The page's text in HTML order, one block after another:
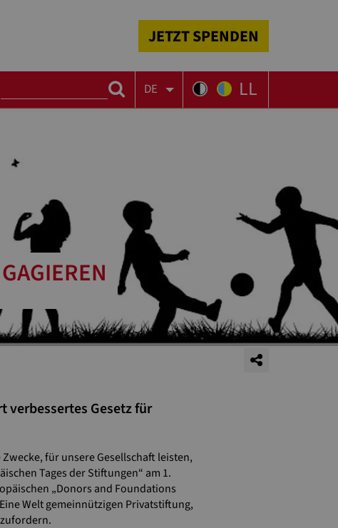
JETZT SPENDEN
DE LL
verbessertes Gesetz für
für unsere Gesellschaft leisten,
Tages der Stiftungen“ am 1.
„Donors and Foundations
Welt gemeinnützigen Privatstiftung,